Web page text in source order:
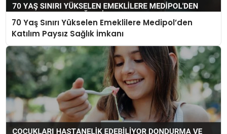
70 Yaş Sınırı Yükselen Emeklilere Medipol’den
Katılım Paysız Sağlık İmkanı